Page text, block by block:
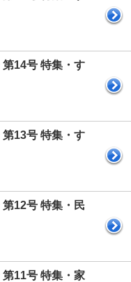
第14号 特集・す
第13号 特集・す
第12号 特集・民
第11号 特集・家